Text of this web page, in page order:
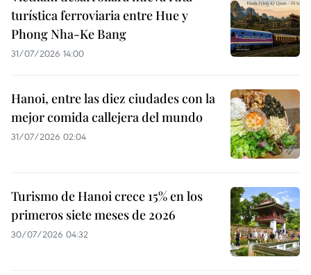
turística ferroviaria entre Hue y
Phong Nha-Ke Bang
31/07/2026 14:00
Hanoi, entre las diez ciudades con la
mejor comida callejera del mundo
31/07/2026 02:04
Turismo de Hanoi crece 15% en los
primeros siete meses de 2026
30/07/2026 04:32